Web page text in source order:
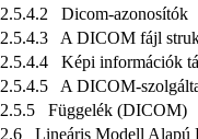
2.5.4.2 Dicom-azonosítók
2.5.4.3 A DICOM fájl
2.5.4.4 Képi információk
2.5.4.5 A DICOM-
2.5.5 Függelék (DICOM)
2.6 Lineáris Modell Alapú